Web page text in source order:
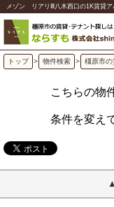
メゾン リアリⅢ八木西口の1K賃貸ア
トップ > 物件検索 > 橿原市
こちらの物
条件を変え